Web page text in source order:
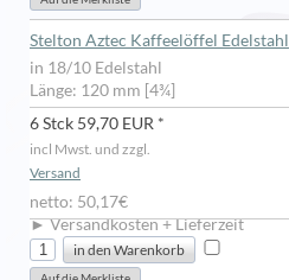
Stelton Aztec Kaffeelöffel Edelstahl
in 18/10 Edelstahl
Länge: 120 mm [4¾]
6 Stck 59,70 EUR *
incl Mwst. und zzgl.
Versand
netto: 50,17€
► Versandkosten + Lieferzeit